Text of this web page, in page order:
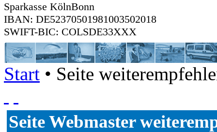
Sparkasse KölnBonn
IBAN: DE52370501981003502018
SWIFT-BIC: COLSDE33XXX
Start • Seite
SeiteWebmaster